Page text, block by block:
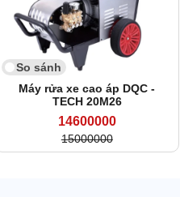
So sánh
Máy rửa xe cao áp DQC -
TECH 20M26
14600000
15000000